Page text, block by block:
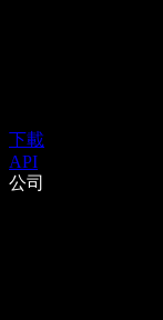
下載
API
公司